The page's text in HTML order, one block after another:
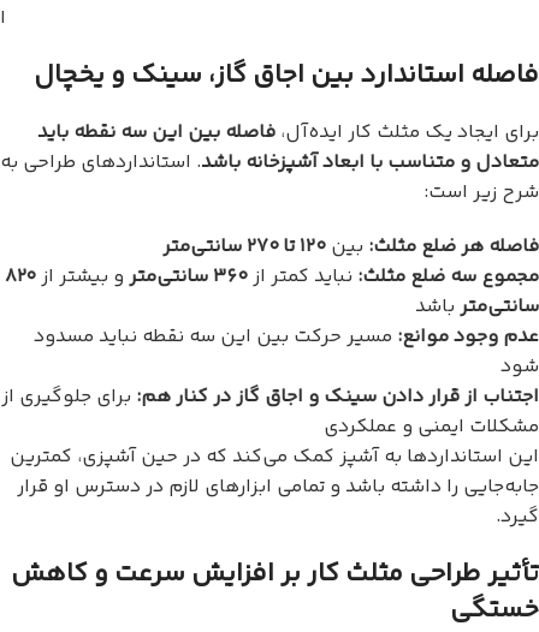
فاصله استاندارد بین اجاق گاز، سینک و یخچال
برای ایجاد یک مثلث کار ایده‌آل، فاصله بین این سه نقطه باید
متعادل و متناسب با ابعاد آشپزخانه باشد. استانداردهای طراحی به
شرح زیر است:
فاصله هر ضلع مثلث: بین ۱۲۰ تا ۲۷۰ سانتی‌متر
مجموع سه ضلع مثلث: نباید کمتر از ۳۶۰ سانتی‌متر و بیشتر از ۸۲۰
سانتی‌متر باشد
عدم وجود موانع: مسیر حرکت بین این سه نقطه نباید مسدود
شود
اجتناب از قرار دادن سینک و اجاق گاز در کنار هم: برای جلوگیری از
مشکلات ایمنی و عملکردی
این استانداردها به آشپز کمک می‌کند که در حین آشپزی، کمترین
جابه‌جایی را داشته باشد و تمامی ابزارهای لازم در دسترس او قرار
گیرد.
تأثیر طراحی مثلث کار بر افزایش سرعت و کاهش
خستگی